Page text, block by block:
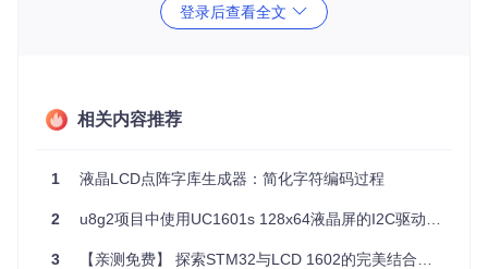
非常广泛。尤其是在嵌入式系统中，它可以轻松集成到你的项
目中，帮助你构建具有可视化界面的功能强大的设备。
跨平台兼容性：支持Python 3.x和2.7，以及MicroPytho
码。
：通过GPIO扩展板，可以使用仅两个引脚进行通
信，节省资源。
丰富的示例 ：每个驱动文件都配有测试程序，方便用户学
登录后查看全文
相关内容推荐
1 液晶LCD点阵字库生成器：简化字符编码过程
2 u8g2项目中使用UC1601s 128x64液晶屏的I2C驱动问题解析
3 【亲测免费】 探索STM32与LCD 1602的完美结合：I2C适配器使用示例